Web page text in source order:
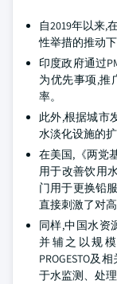
自2019年以来,
性举措的推动下
印度政府通过
为优先事项,推
率。
此外,根据城市
水淡化设施的
在美国,《两党
用于改善饮用
门用于更换铅
直接刺激了对
同样,中国水资
并辅之以规
PROGESTO及
于水监测、处